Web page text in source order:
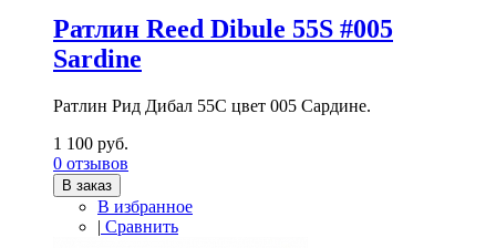
Ратлин Reed Dibule 55S #005
Sardine
Ратлин Рид Дибал 55С цвет 005 Сардине.
1 100 руб.
0 отзывов
В заказ
В избранное
| Сравнить